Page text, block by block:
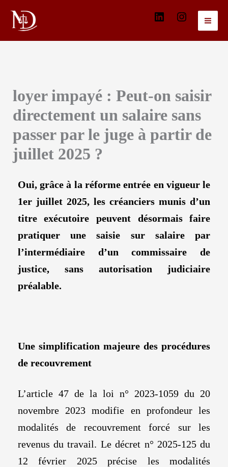
contenu
dali- @dalika_m
loyer impayé : Peut-on saisir
directement un salaire sans
passer par le juge à partir de
juillet 2025 ?
Oui, grâce à la réforme entrée en vigueur le
1er juillet 2025, les créanciers munis d’un
titre exécutoire peuvent désormais faire
pratiquer une saisie sur salaire par
l’intermédiaire d’un commissaire de
justice, sans autorisation judiciaire
préalable.
Une simplification majeure des procédures
de recouvrement
L’article 47 de la loi n° 2023-1059 du 20
novembre 2023 modifie en profondeur les
modalités de recouvrement forcé sur les
revenus du travail. Le décret n° 2025-125 du
12 février 2025 précise les modalités